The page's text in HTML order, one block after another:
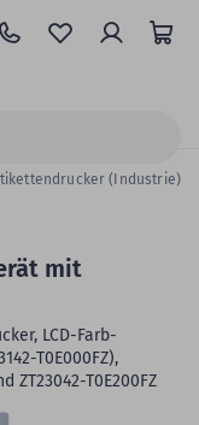
(Industrie)
mit
LCD-Farb-
T0E000FZ),
ZT23042-T0E200FZ